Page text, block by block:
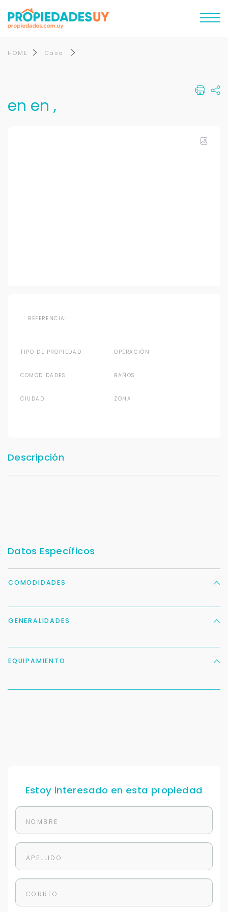
HOME Casa
en en ,
REFERENCIA:
TIPO DE PROPIEDAD OPERACIÓN
COMODIDADES BAÑOS
CIUDAD ZONA
Descripción
Datos Específicos
COMODIDADES
GENERALIDADES
EQUIPAMIENTO
Estoy interesado en esta propiedad